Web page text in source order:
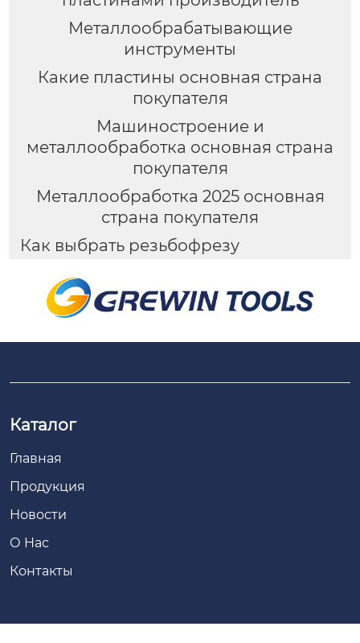
Металлообрабатывающие
инструменты
Какие пластины основная страна
покупателя
Машиностроение и
металлообработка основная страна
покупателя
Металлообработка 2025 основная
страна покупателя
Как выбрать резьбофрезу
Каталог
Главная
Продукция
Новости
О Hас
Контакты